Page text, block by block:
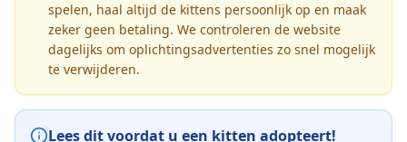
spelen, haal altijd de kittens persoonlijk op en maak
zeker geen betaling. We controleren de website
dagelijks om oplichtingsadvertenties zo snel mogelijk
te verwijderen.
Lees dit voordat u een kitten adopteert!